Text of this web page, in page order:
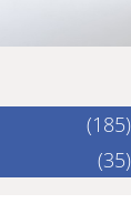
(185)
(35)